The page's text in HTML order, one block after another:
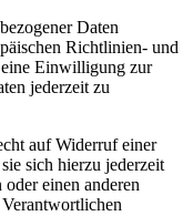
Daten
Richtlinien- und
eine Einwilligung zur
jederzeit zu
auf Widerruf einer
sich hierzu jederzeit
einen anderen